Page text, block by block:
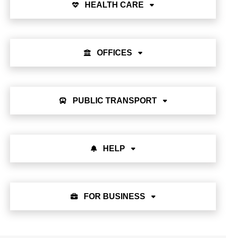
HEALTH CARE
OFFICES
PUBLIC TRANSPORT
HELP
FOR BUSINESS